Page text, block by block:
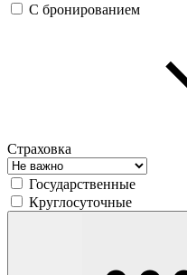
С бронированием
Страховка
Государственные
Круглосуточные